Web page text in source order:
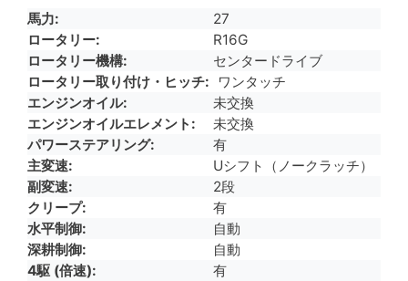
馬力
27
ロータリー
R16G
ロータリー機構
センタードライブ
ロータリー取り付け・ヒッチ
ワンタッチ
エンジンオイル
未交換
エンジンオイルエレメント
未交換
パワーステアリング
有
主変速
Uシフト（ノークラッチ）
副変速
2段
クリープ
有
水平制御
自動
深耕制御
自動
4駆 (倍速)
有